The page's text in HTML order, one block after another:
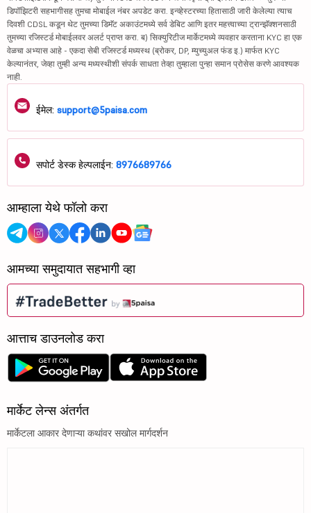
डिपॉझिटरी सहभागीसह तुमचा मोबाईल नंबर अपडेट करा. इन्व्हेस्टरच्या हितासाठी जारी केलेल्या त्याच
दिवशी CDSL कडून थेट तुमच्या डिमॅट अकाउंटमध्ये सर्व डेबिट आणि इतर महत्त्वाच्या ट्रान्झॅक्शनसाठी
तुमच्या रजिस्टर्ड मोबाईलवर अलर्ट प्राप्त करा. ब) सिक्युरिटीज मार्केटमध्ये व्यवहार करताना KYC हा एक
वेळचा अभ्यास आहे - एकदा सेबी रजिस्टर्ड मध्यस्थ (ब्रोकर, DP, म्युच्युअल फंड इ.) मार्फत KYC
केल्यानंतर, जेव्हा तुम्ही अन्य मध्यस्थीशी संपर्क साधता तेव्हा तुम्हाला पुन्हा समान प्रोसेस करणे आवश्यक
नाही.
ईमेल: support@5paisa.com
सपोर्ट डेस्क हेल्पलाईन: 8976689766
आम्हाला येथे फॉलो करा
आमच्या समुदायात सहभागी व्हा
आत्ताच डाउनलोड करा
मार्केट लेन्स अंतर्गत
मार्केटला आकार देणाऱ्या कथांवर सखोल मार्गदर्शन